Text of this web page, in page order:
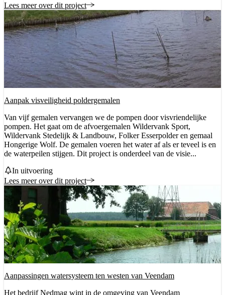
Lees meer over dit project
Aanpak visveiligheid poldergemalen
Van vijf gemalen vervangen we de pompen door visvriendelijke
pompen. Het gaat om de afvoergemalen Wildervank Sport,
Wildervank Stedelijk & Landbouw, Folker Esserpolder en gemaal
Hongerige Wolf. De gemalen voeren het water af als er teveel is en
de waterpeilen stijgen. Dit project is onderdeel van de visie...
Status
In uitvoering
Lees meer over dit project
Aanpassingen watersysteem ten westen van Veendam
Het bedrijf Nedmag wint in de omgeving van Veendam